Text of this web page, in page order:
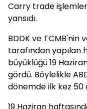
Carry trade
yansıdı.
BDDK ve TCMB'nin
tarafından
büyüklüğü 19
gördü. Böylelikle
dönemde ilk kez 50